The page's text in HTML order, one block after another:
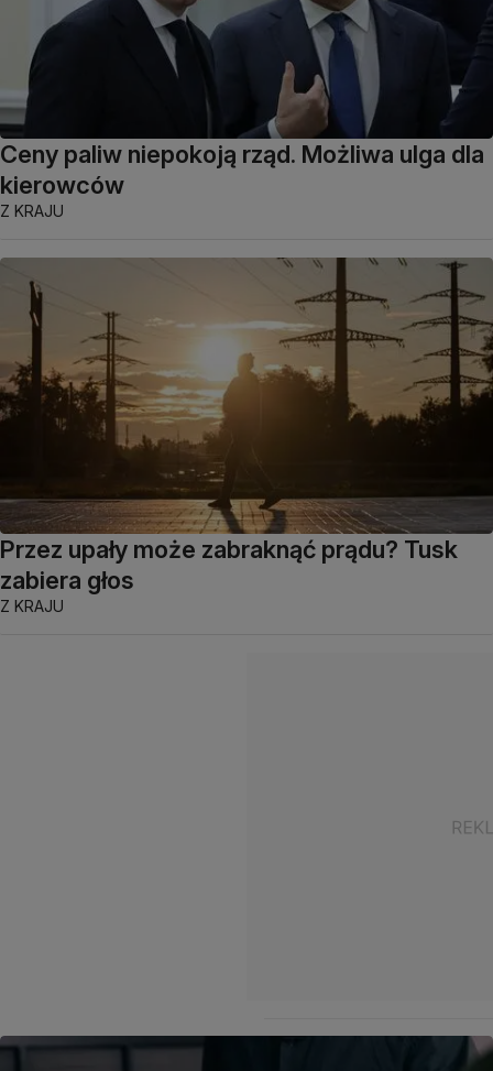
Ceny paliw niepokoją rząd. Możliwa ulga dla
kierowców
Z KRAJU
Przez upały może zabraknąć prądu? Tusk
zabiera głos
Z KRAJU